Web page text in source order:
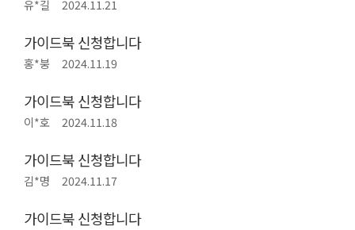
유*길 2024.11.21
가이드북 신청합니다
홍*붕 2024.11.19
가이드북 신청합니다
이*호 2024.11.18
가이드북 신청합니다
김*명 2024.11.17
가이드북 신청합니다